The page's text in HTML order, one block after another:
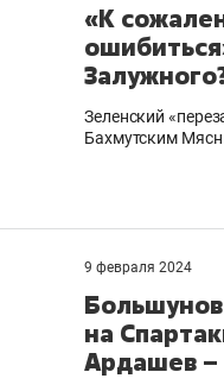
«К
Зеленский
Бахмутским
9 февраля 2024
на
Ардашев –